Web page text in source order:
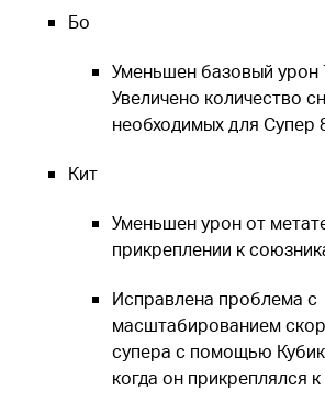
Бo
Уменьшен базовый урон
Увеличено количество
необходимых для Супер
Кит
Уменьшен урон от
прикреплении к
Исправлена проблема с
масштабированием
супера с помощью
когда он прикреплялся